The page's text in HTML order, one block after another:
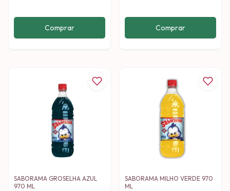
SABORAMA GROSELHA AZUL
970 ML
SABORAMA MILHO VERDE 970
ML